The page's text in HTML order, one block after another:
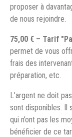
proposer à
de nous rejoindre.
75,00 € – Tarif
permet de vous
frais des
préparation, etc.
L’argent ne doit
sont disponibles. Il
qui n’ont pas les
bénéficier de ce